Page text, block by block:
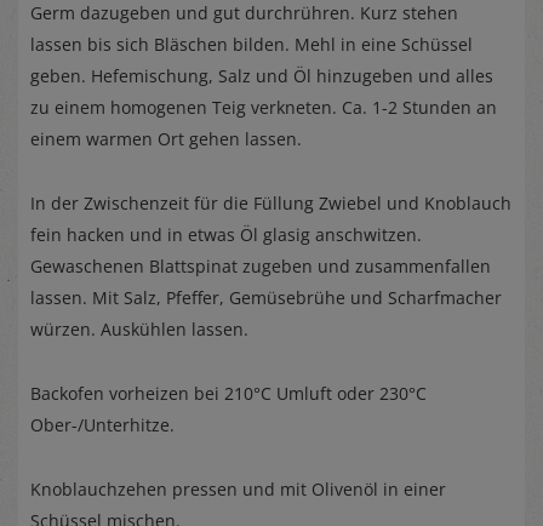
Germ dazugeben und gut durchrühren. Kurz stehen
lassen bis sich Bläschen bilden. Mehl in eine Schüssel
geben. Hefemischung, Salz und Öl hinzugeben und alles
zu einem homogenen Teig verkneten. Ca. 1-2 Stunden an
einem warmen Ort gehen lassen.
In der Zwischenzeit für die Füllung Zwiebel und Knoblauch
fein hacken und in etwas Öl glasig anschwitzen.
Gewaschenen Blattspinat zugeben und zusammenfallen
lassen. Mit Salz, Pfeffer, Gemüsebrühe und Scharfmacher
würzen. Auskühlen lassen.
Backofen vorheizen bei 210°C Umluft oder 230°C
Ober-/Unterhitze.
Knoblauchzehen pressen und mit Olivenöl in einer
Schüssel mischen.